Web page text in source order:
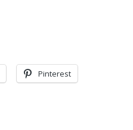
Pinterest